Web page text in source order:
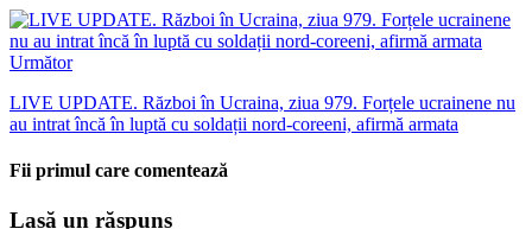
Următor
LIVE UPDATE. Război în Ucraina, ziua 979. Forțele ucrainene nu
au intrat încă în luptă cu soldații nord-coreeni, afirmă armata
Fii primul care comentează
Lasă un răspuns